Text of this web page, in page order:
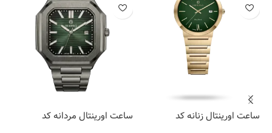
ساعت اورینتال زنانه کد
ساعت اورینتال مردانه کد